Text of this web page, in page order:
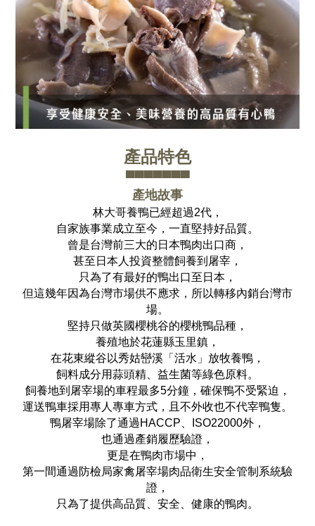
產品特色
▀▀▀▀▀▀▀
產地故事
林大哥養鴨已經超過2代，
自家族事業成立至今，一直堅持好品質。
曾是台灣前三大的日本鴨肉出口商，
甚至日本人投資整體飼養到屠宰，
只為了有最好的鴨出口至日本，
但這幾年因為台灣市場供不應求， 所以轉移內銷台灣市
場。
堅持只做英國櫻桃谷的櫻桃鴨品種，
養殖地於花蓮縣玉里鎮，
在花東縱谷以秀姑巒溪「活水」放牧養鴨，
飼料成分用蒜頭精、益生菌等綠色原料。
飼養地到屠宰場的車程最多5分鐘，確保鴨不受緊迫，
運送鴨車採用專人專車方式，且不外收也不代宰鴨隻。
鴨屠宰場除了通過HACCP、ISO22000外，
也通過產銷履歷驗證，
更是在鴨肉市場中，
第一間通過防檢局家禽屠宰場肉品衛生安全管制系統驗
證，
只為了提供高品質、安全、健康的鴨肉。